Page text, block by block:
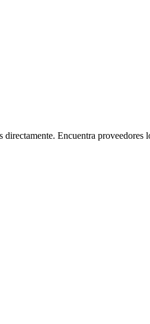
directamente. Encuentra proveedores